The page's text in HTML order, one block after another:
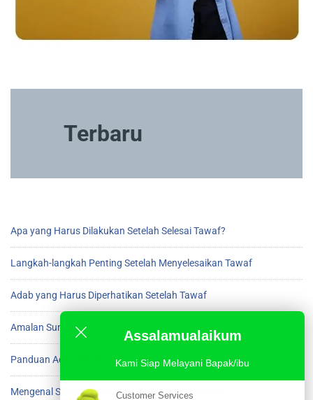
Terbaru
Apa yang Harus Dilakukan Setelah Selesai Tawaf?
Langkah-langkah Penting Setelah Menyelesaikan Tawaf
Adab yang Harus Diperhatikan Setelah Tawaf
Amalan Sunnah Setelah Beres Tawaf di Ka’bah
Panduan Adab Setelah Menyelesaikan Tawaf
Mengenal Scam Umroh dan Cara Menghindarinya
Assalamualaikum
Kami Siap Melayani Bapak/ibu
Customer Services